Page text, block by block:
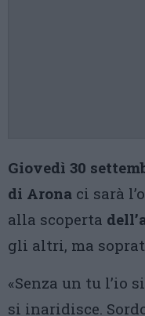
Giovedì 30
di Arona ci sarà
alla scoperta
gli altri, ma
«Senza un tu l’io
si inaridisce.